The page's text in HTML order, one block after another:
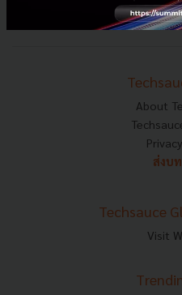
Mobile :
About
ส่งบ
Techsauce
Visit